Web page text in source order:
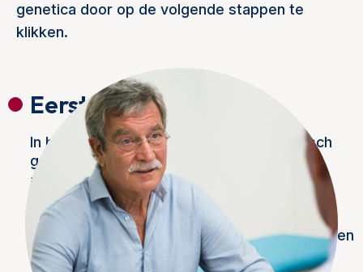
genetica door op de volgende stappen te
klikken.
Eerste afspraak
In het eerste gesprek bespreekt de klinisch
geneticus, genetisch consulent, physician
assistant of arts-assistent uw
ziektegeschiedenis en familiegegevens.
Meestal vult u vooraf een vragenlijst in over
uw familie. Van deze informatie maken we een
stamboom.